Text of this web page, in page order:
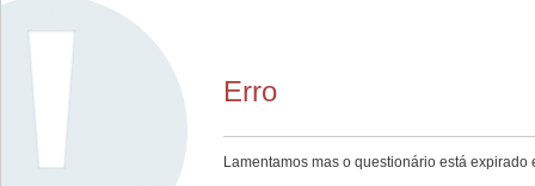
Erro
Lamentamos mas o questionário está expirado